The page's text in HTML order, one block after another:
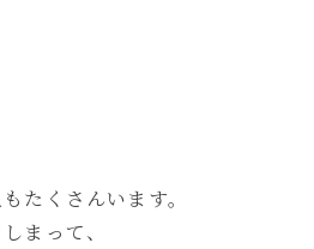
たくさんいます。
まって、